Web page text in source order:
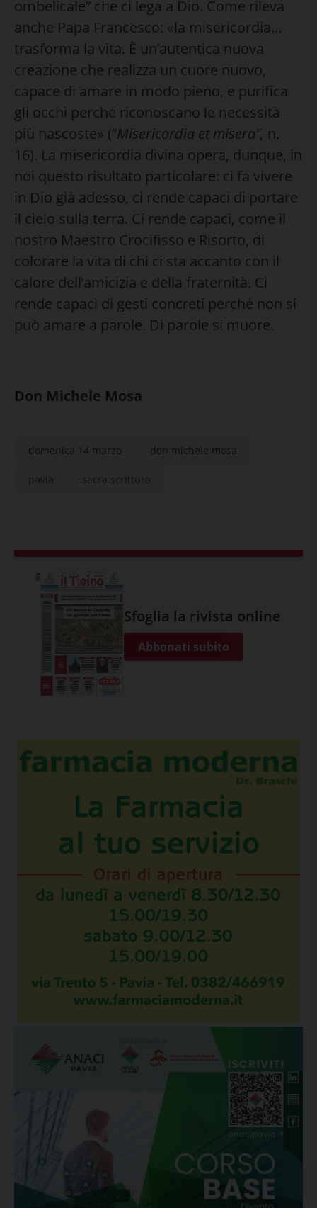
ombelicale” che ci lega a Dio. Come rileva
anche Papa Francesco: «la misericordia…
trasforma la vita. È un’autentica nuova
creazione che realizza un cuore nuovo,
capace di amare in modo pieno, e purifica
gli occhi perché riconoscano le necessità
più nascoste» (“Misericordia et misera”, n.
16). La misericordia divina opera, dunque, in
noi questo risultato particolare: ci fa vivere
in Dio già adesso, ci rende capaci di portare
il cielo sulla terra. Ci rende capaci, come il
nostro Maestro Crocifisso e Risorto, di
colorare la vita di chi ci sta accanto con il
calore dell’amicizia e della fraternità. Ci
rende capaci di gesti concreti perché non si
può amare a parole. Di parole si muore.
Don Michele Mosa
domenica 14 marzo don michele mosa
pavia sacra scrittura
Sfoglia la rivista online
Abbonati subito